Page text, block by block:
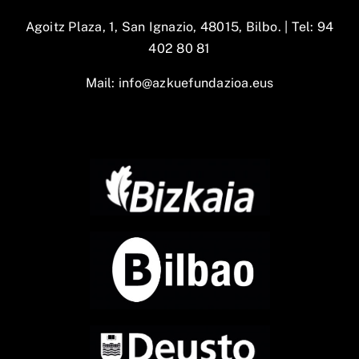
Agoitz Plaza, 1, San Ignazio, 48015, Bilbo. | Tel: 94
402 80 81
Mail: info@azkuefundazioa.eus